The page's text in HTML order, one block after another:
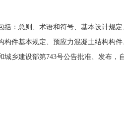
括：总则、术语和符号、基本设计规
构件基本规定、预应力混凝土结构构
建设部第743号公告批准、发布，自